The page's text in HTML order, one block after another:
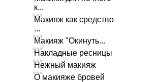
к...
Макияж как средство
...
Макияж "Окинуть...
Накладные ресницы
Нежный макияж
О макияже бровей